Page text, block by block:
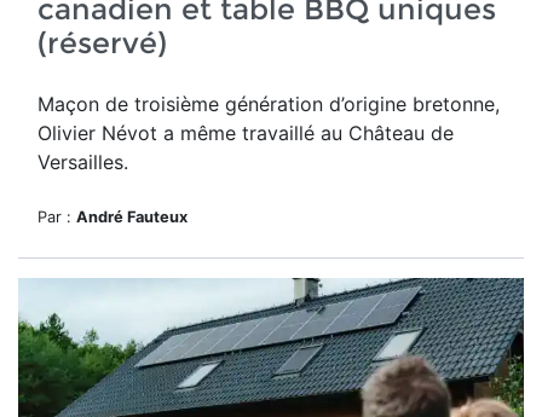
canadien et table BBQ uniques
(réservé)
Maçon de troisième génération d’origine bretonne,
Olivier Névot a même travaillé au Château de
Versailles.
Par : André Fauteux